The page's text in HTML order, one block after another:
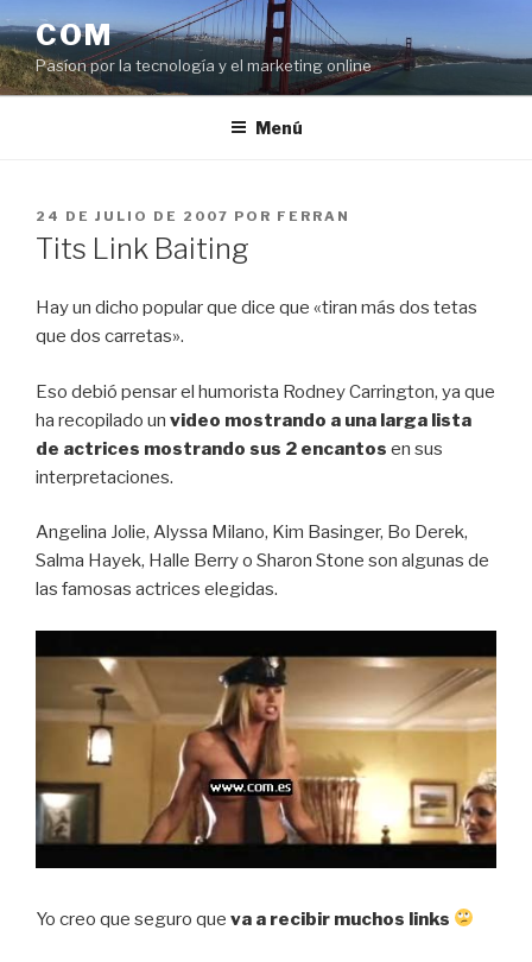
al
contenido
COM
Pasíon por la tecnología y el marketing online
Menú
PUBLICADO
EL
24 DE JULIO DE 2007 POR FERRAN
Tits Link Baiting
Hay un dicho popular que dice que «tiran más dos tetas
que dos carretas».
Eso debió pensar el humorista Rodney Carrington, ya que
ha recopilado un video mostrando a una larga lista
de actrices mostrando sus 2 encantos en sus
interpretaciones.
Angelina Jolie, Alyssa Milano, Kim Basinger, Bo Derek,
Salma Hayek, Halle Berry o Sharon Stone son algunas de
las famosas actrices elegidas.
Yo creo que seguro que va a recibir muchos links